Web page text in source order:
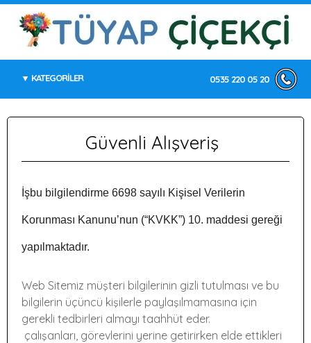
KATEGORİLER 0535 220 05 20
Güvenli Alışveriş
İşbu bilgilendirme 6698 sayılı Kişisel Verilerin
Korunması Kanunu’nun (“KVKK”) 10. maddesi gereği
yapılmaktadır.
Web Sitemiz müşteri bilgilerinin gizli tutulması ve bu
bilgilerin üçüncü kişilerle paylaşılmamasına için
gerekli tedbirleri almayı taahhüt eder.
çalışanları, görevlerini yerine getirirken elde ettikleri